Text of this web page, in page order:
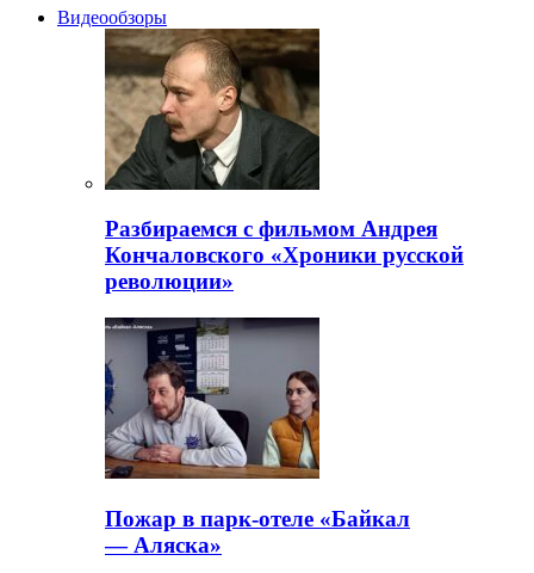
Видеообзоры
Разбираемся с фильмом Андрея
Кончаловского «Хроники русской
революции»
Пожар в парк-отеле «Байкал
— Аляска»